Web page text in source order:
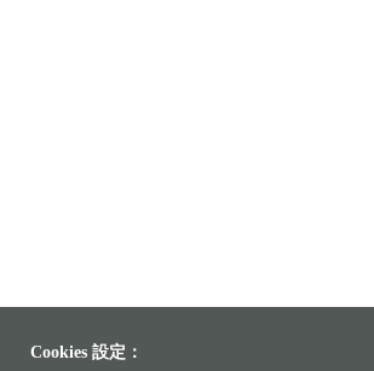
Cookies 設定：